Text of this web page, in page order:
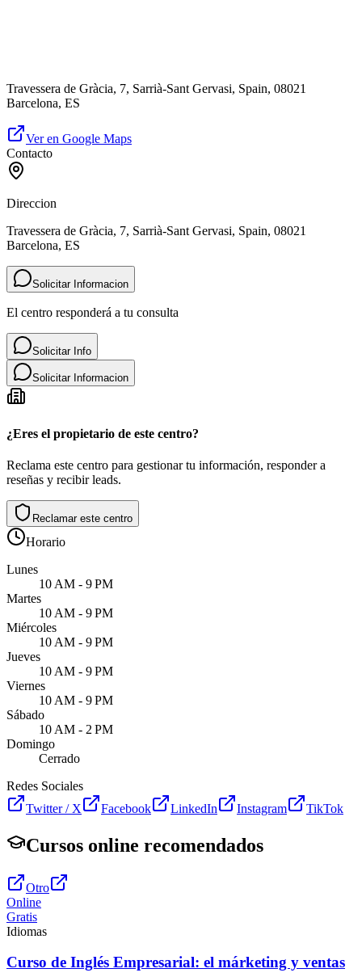
Travessera de Gràcia, 7, Sarrià-Sant Gervasi, Spain, 08021
Barcelona, ES
Ver en Google Maps
Contacto
Direccion
Travessera de Gràcia, 7, Sarrià-Sant Gervasi, Spain, 08021
Barcelona, ES
Solicitar Informacion
El centro responderá a tu consulta
Solicitar Info
Solicitar Informacion
¿Eres el propietario de este centro?
Reclama este centro para gestionar tu información, responder a
reseñas y recibir leads.
Reclamar este centro
Horario
Lunes
10 AM - 9 PM
Martes
10 AM - 9 PM
Miércoles
10 AM - 9 PM
Jueves
10 AM - 9 PM
Viernes
10 AM - 9 PM
Sábado
10 AM - 2 PM
Domingo
Cerrado
Redes Sociales
Twitter / X
Facebook LinkedIn Instagram TikTok
Cursos online recomendados
Otro
Online
Gratis
Idiomas
Curso de Inglés Empresarial: el márketing y ventas